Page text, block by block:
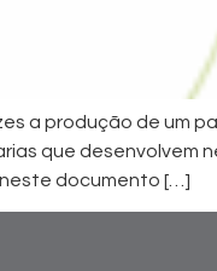
a produção de um
que desenvolvem
documento […]